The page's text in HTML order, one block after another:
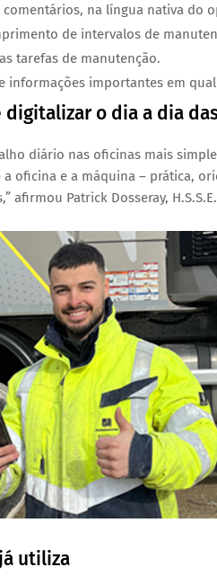
na língua nativa do
de intervalos de
tarefas de manutenção.
informações importantes em
o dia a dia
diário nas oficinas mais
oficina e a máquina – prática,
afirmou Patrick Dosseray,
utiliza